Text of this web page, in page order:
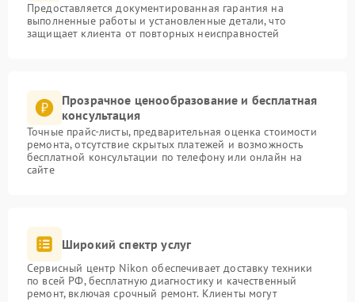
Предоставляется документированная гарантия на
выполненные работы и установленные детали, что
защищает клиента от повторных неисправностей
Прозрачное ценообразование и бесплатная
консультация
Точные прайс-листы, предварительная оценка стоимости
ремонта, отсутствие скрытых платежей и возможность
бесплатной консультации по телефону или онлайн на
сайте
Широкий спектр услуг
Сервисный центр Nikon обеспечивает доставку техники
по всей РФ, бесплатную диагностику и качественный
ремонт, включая срочный ремонт. Клиенты могут